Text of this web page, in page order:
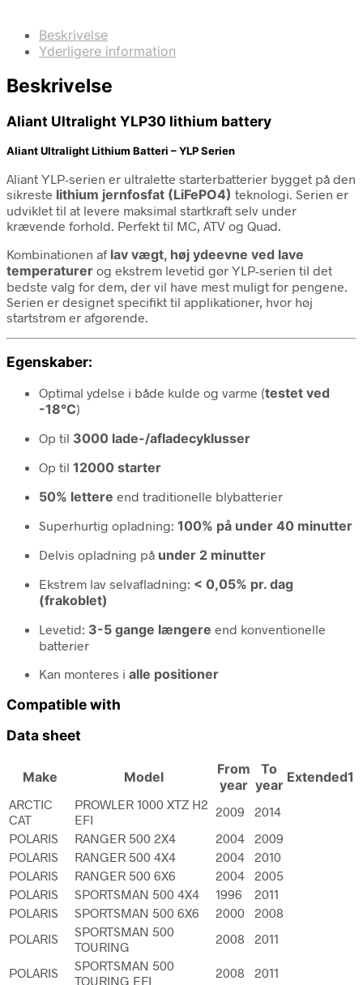
Beskrivelse
Yderligere information
Beskrivelse
Aliant Ultralight YLP30 lithium battery
Aliant Ultralight Lithium Batteri – YLP Serien
Aliant YLP-serien er ultralette starterbatterier bygget på den
sikreste lithium jernfosfat (LiFePO4) teknologi. Serien er
udviklet til at levere maksimal startkraft selv under
krævende forhold. Perfekt til MC, ATV og Quad.
Kombinationen af lav vægt, høj ydeevne ved lave
temperaturer og ekstrem levetid gør YLP-serien til det
bedste valg for dem, der vil have mest muligt for pengene.
Serien er designet specifikt til applikationer, hvor høj
startstrøm er afgørende.
Egenskaber:
Optimal ydelse i både kulde og varme (testet ved
-18°C)
Op til 3000 lade-/afladecyklusser
Op til 12000 starter
50% lettere end traditionelle blybatterier
Superhurtig opladning: 100% på under 40 minutter
Delvis opladning på under 2 minutter
Ekstrem lav selvafladning: < 0,05% pr. dag
(frakoblet)
Levetid: 3-5 gange længere end konventionelle
batterier
Kan monteres i alle positioner
Compatible with
Data sheet
Make Model
From
year
To
year Extended1
ARCTIC
CAT
PROWLER 1000 XTZ H2
EFI
2009
2014
POLARIS
RANGER 500 2X4 2004
2009
POLARIS
RANGER 500 4X4 2004
2010
POLARIS
RANGER 500 6X6 2004
2005
POLARIS
SPORTSMAN 500 4X4 1996
2011
POLARIS
SPORTSMAN 500 6X6 2000
2008
POLARIS
SPORTSMAN 500
TOURING
2008 2011
POLARIS
SPORTSMAN 500
TOURING EFI
2008 2011